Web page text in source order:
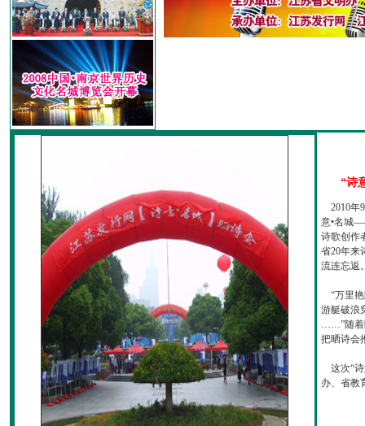
“诗
2010年
意•名城
诗歌创作
省20年来
流连忘返
“万里艳
游艇破浪
……”随着
把晒诗会
这次“诗
办、省教